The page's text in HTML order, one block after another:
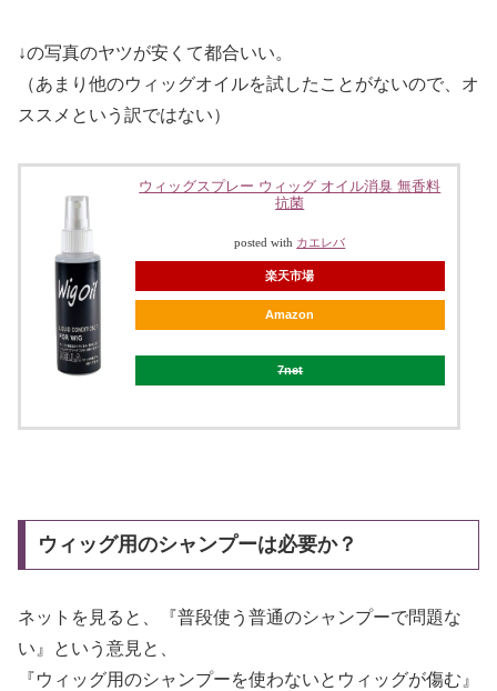
↓の写真のヤツが安くて都合いい。
（あまり他のウィッグオイルを試したことがないので、オ
ススメという訳ではない）
ウィッグスプレー ウィッグ オイル消臭 無香料
抗菌
posted with カエレバ
楽天市場
Amazon
7net
ウィッグ用のシャンプーは必要か？
ネットを見ると、『普段使う普通のシャンプーで問題な
い』という意見と、
『ウィッグ用のシャンプーを使わないとウィッグが傷む』